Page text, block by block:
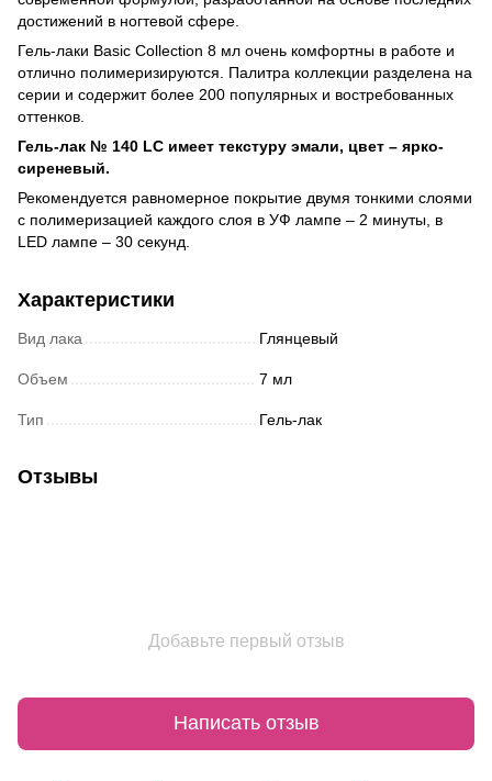
достижений в ногтевой сфере.
Гель-лаки Basic Collection 8 мл очень комфортны в работе и
отлично полимеризируются. Палитра коллекции разделена на
серии и содержит более 200 популярных и востребованных
оттенков.
Гель-лак № 140 LC имеет текстуру эмали, цвет – ярко-
сиреневый.
Рекомендуется равномерное покрытие двумя тонкими слоями
с полимеризацией каждого слоя в УФ лампе – 2 минуты, в
LED лампе – 30 секунд.
Характеристики
Вид лака Глянцевый
Объем 7 мл
Тип Гель-лак
Отзывы
Добавьте первый отзыв
Написать отзыв